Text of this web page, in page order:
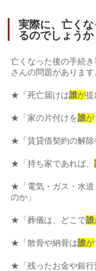
実際に、亡く
るのでしょうか
亡くなった後の手続
さんの問題があります
★「死亡届けは誰が提
★「家の片付けを誰が
★「賃貸借契約の解除
★「持ち家であれば、
★「電気・ガス・水道
のか」
★「葬儀は、どこで誰
★「散骨や納骨は誰が
★「残ったお金や銀行